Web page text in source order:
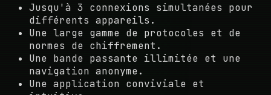
Jusqu'à 3 connexions simultanées pour
différents appareils.
Une large gamme de protocoles et de
normes de chiffrement.
Une bande passante illimitée et une
navigation anonyme.
Une application conviviale et